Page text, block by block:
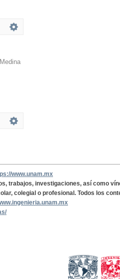
Medina
www.unam.mx
trabajos, investigaciones, así como
colegial o profesional. Todos los